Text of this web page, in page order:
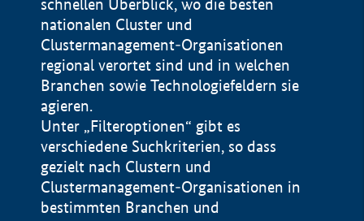
schnellen Überblick, wo die besten
nationalen Cluster und
Clustermanagement-Organisationen
regional verortet sind und in welchen
Branchen sowie Technologiefeldern sie
agieren.
Unter „Filteroptionen“ gibt es
verschiedene Suchkriterien, so dass
gezielt nach Clustern und
Clustermanagement-Organisationen in
bestimmten Branchen und
Impressum
Datenschutzerklärung
BMWE, 2026 ©
100 km © Geobasis-DE / BKG 2015